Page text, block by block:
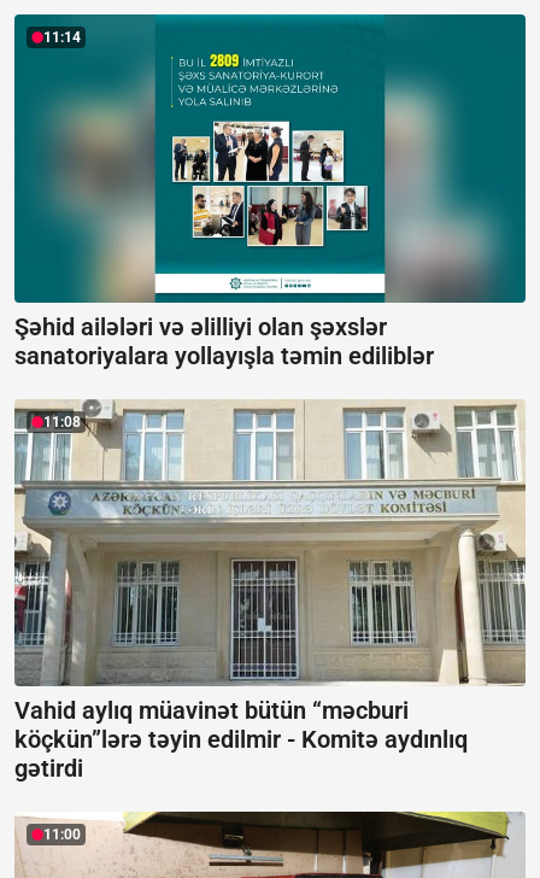
11:14
Şəhid ailələri və əlilliyi olan şəxslər
sanatoriyalara yollayışla təmin ediliblər
11:08
Vahid aylıq müavinət bütün “məcburi
köçkün”lərə təyin edilmir - Komitə aydınlıq
gətirdi
11:00